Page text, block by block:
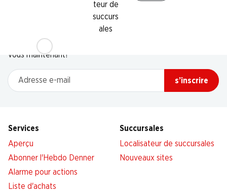
teur de
succurs
ales
Restez au courant grâce à la newsletter Denner. Inscrivez-
vous maintenant!
Adresse e-mail
s’inscrire
Services
Aperçu
Abonner l'Hebdo Denner
Alarme pour actions
Liste d'achats
Succursales
Localisateur de succursales
Nouveaux sites